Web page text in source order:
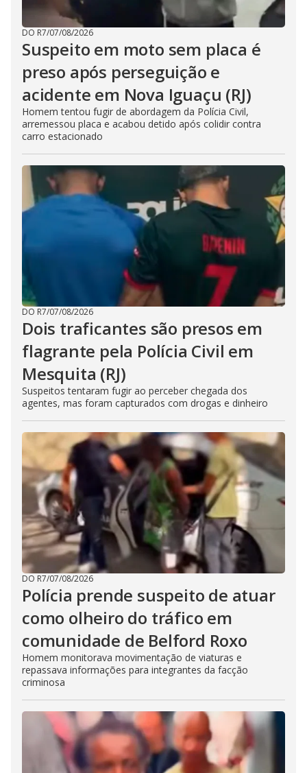
DO R7/07/08/2026
Suspeito em moto sem placa é
preso após perseguição e
acidente em Nova Iguaçu (RJ)
Homem tentou fugir de abordagem da Polícia Civil,
arremessou placa e acabou detido após colidir contra
carro estacionado
DO R7/07/08/2026
Dois traficantes são presos em
flagrante pela Polícia Civil em
Mesquita (RJ)
Suspeitos tentaram fugir ao perceber chegada dos
agentes, mas foram capturados com drogas e dinheiro
DO R7/07/08/2026
Polícia prende suspeito de atuar
como olheiro do tráfico em
comunidade de Belford Roxo
Homem monitorava movimentação de viaturas e
repassava informações para integrantes da facção
criminosa